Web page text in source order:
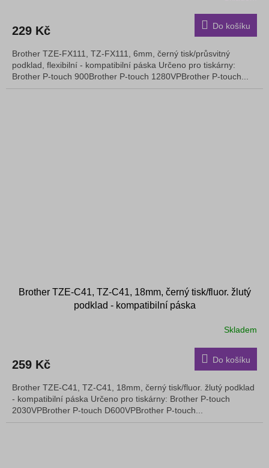
229 Kč Do košíku
Brother TZE-FX111, TZ-FX111, 6mm, černý tisk/průsvitný
podklad, flexibilní - kompatibilní páska Určeno pro tiskárny:
Brother P-touch 900Brother P-touch 1280VPBrother P-touch...
Brother TZE-C41, TZ-C41, 18mm, černý tisk/fluor. žlutý
podklad - kompatibilní páska
Skladem
259 Kč Do košíku
Brother TZE-C41, TZ-C41, 18mm, černý tisk/fluor. žlutý podklad
- kompatibilní páska Určeno pro tiskárny: Brother P-touch
2030VPBrother P-touch D600VPBrother P-touch...